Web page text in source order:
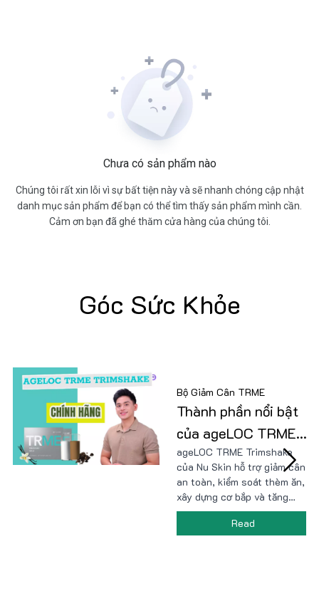
Chưa có sản phẩm nào
Chúng tôi rất xin lỗi vì sự bất tiện này và sẽ nhanh chóng cập nhật
danh mục sản phẩm để bạn có thể tìm thấy sản phẩm mình cần.
Cảm ơn bạn đã ghé thăm cửa hàng của chúng tôi.
Góc Sức Khỏe
Bộ Giảm Cân TRME
Thành phần nổi bật
của ageLOC TRME
Trimshake có gì đặc
biệt?
ageLOC TRME Trimshake
của Nu Skin hỗ trợ giảm cân
an toàn, kiểm soát thèm ăn,
xây dựng cơ bắp và tăng
cường năng lượng nhờ công
nghệ ageLOC cùng thành
Read